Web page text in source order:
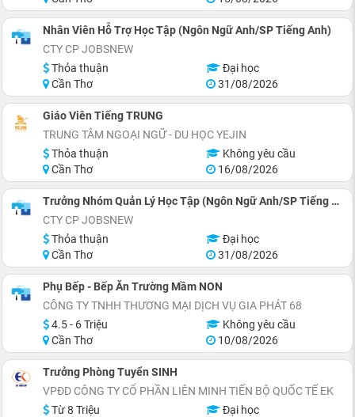
Nhân Viên Hỗ Trợ Học Tập (Ngôn Ngữ Anh/SP Tiếng Anh)
CTY CP JOBSNEW
Thỏa thuận
Đại học
Cần Thơ
31/08/2026
Giáo Viên Tiếng TRUNG
TRUNG TÂM NGOẠI NGỮ - DU HỌC YEJIN
Thỏa thuận
Không yêu cầu
Cần Thơ
16/08/2026
Trưởng Nhóm Quản Lý Học Tập (Ngôn Ngữ Anh/SP Tiếng Anh)
CTY CP JOBSNEW
Thỏa thuận
Đại học
Cần Thơ
31/08/2026
Phụ Bếp - Bếp Ăn Trường Mầm NON
CÔNG TY TNHH THƯƠNG MẠI DỊCH VỤ GIA PHÁT 68
4.5 - 6 Triệu
Không yêu cầu
Cần Thơ
10/08/2026
Trưởng Phòng Tuyển SINH
VPĐD CÔNG TY CỔ PHẦN LIÊN MINH TIẾN BỘ QUỐC TẾ EK
Từ 8 Triệu
Đại học